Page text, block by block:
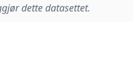
dette datasettet.